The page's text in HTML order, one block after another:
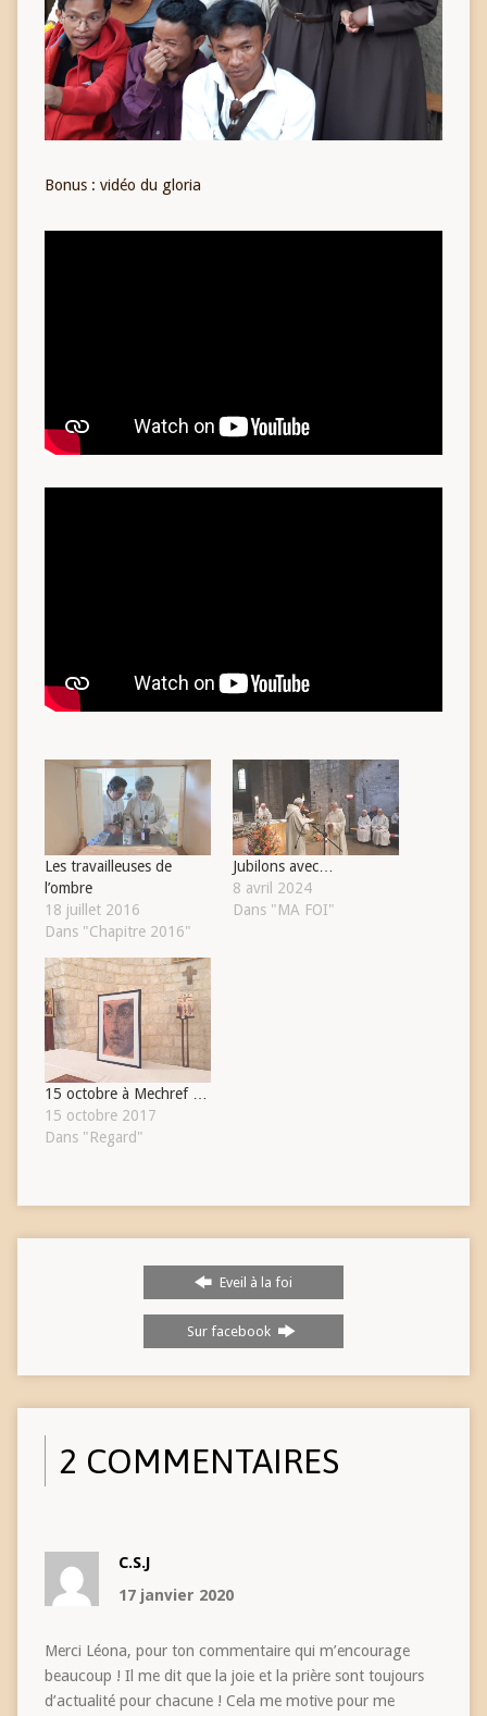
Bonus : vidéo du gloria
Les travailleuses de
l’ombre
18 juillet 2016
Dans "Chapitre 2016"
Jubilons avec…
8 avril 2024
Dans "MA FOI"
15 octobre à Mechref …
15 octobre 2017
Dans "Regard"
Eveil à la foi
Sur facebook
2 COMMENTAIRES
C.S.J
17 janvier 2020
Merci Léona, pour ton commentaire qui m’encourage
beaucoup ! Il me dit que la joie et la prière sont toujours
d’actualité pour chacune ! Cela me motive pour me